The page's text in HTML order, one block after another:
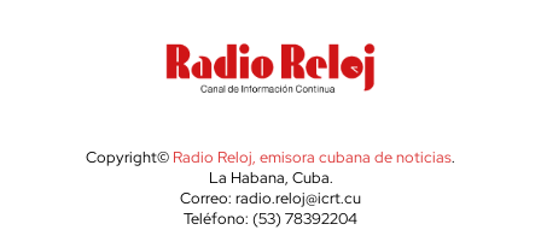
Copyright© Radio Reloj, emisora cubana de noticias.
La Habana, Cuba.
Correo: radio.reloj@icrt.cu
Teléfono: (53) 78392204